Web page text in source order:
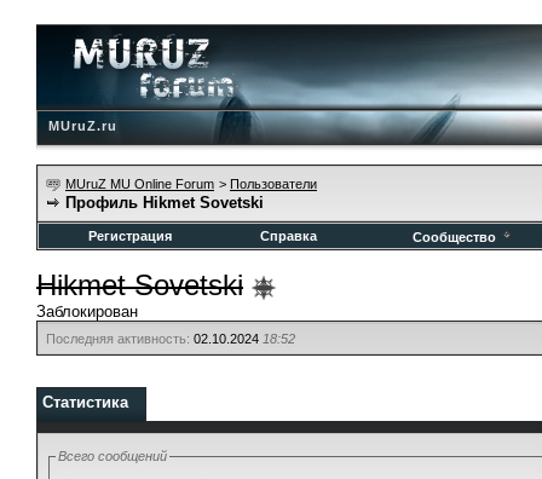
MUruZ.ru
MUruZ MU Online Forum > Пользователи
Профиль Hikmet Sovetski
Регистрация Справка Сообщество
Hikmet Sovetski
Заблокирован
Последняя активность: 02.10.2024 18:52
Статистика
Всего сообщений